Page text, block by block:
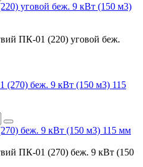
уговой беж. 9 кВт (150 м3)
ПК-01 (220) уговой беж.
беж. 9 кВт (150 м3) 115 мм
ПК-01 (270) беж. 9 кВт (150